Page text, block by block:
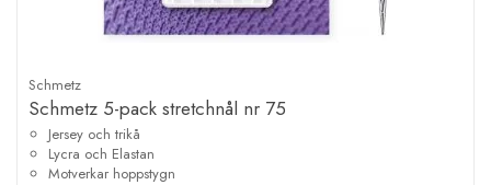
Schmetz
Schmetz 5-pack stretchnål nr 75
Jersey och trikå
Lycra och Elastan
Motverkar hoppstygn